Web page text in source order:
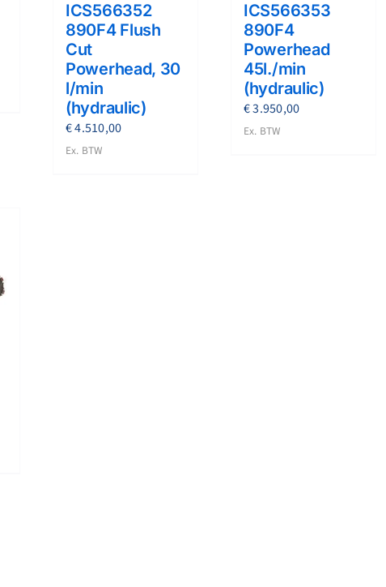
ICS566352
890F4 Flush
Cut
Powerhead, 30
l/min
(hydraulic)
€4.510,00
Ex. BTW
ICS566353
890F4
Powerhead
45l./min
(hydraulic)
€3.950,00
Ex. BTW